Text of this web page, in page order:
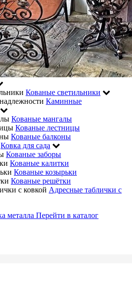
Кованые светильники
Каминные
Кованые мангалы
Кованые лестницы
Кованые балконы
Ковка для сада
Кованые заборы
Кованые калитки
Кованые козырьки
Кованые решётки
Адресные таблички с
Перейти в каталог